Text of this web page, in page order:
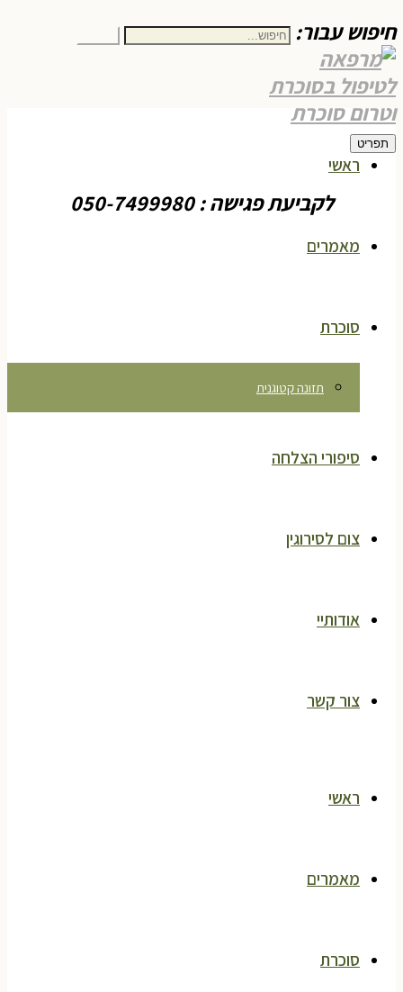
חיפוש עבור:
תפריט
לקביעת פגישה : 050-7499980
ראשי
מאמרים
סוכרת
תזונה קטוגנית
סיפורי הצלחה
צום לסירוגין
אודותיי
צור קשר
ראשי
מאמרים
סוכרת